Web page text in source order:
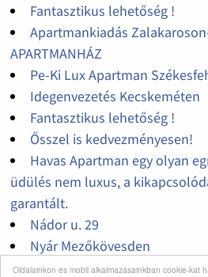
Oldalainkon és mobil alkalmazásainkban cookie-kat
Fantasztikus lehetőség !
Apartmankiadás
APARTMANHÁZ
Pe-Ki Lux Apartman
Idegenvezetés Kecskeméten
Fantasztikus lehetőség !
Ősszel is kedvezményesen!
Havas Apartman egy olyan
üdülés nem luxus, a
garantált.
Nádor u. 29
Nyár Mezőkövesden
Disznótoros Kolbászfesztivál